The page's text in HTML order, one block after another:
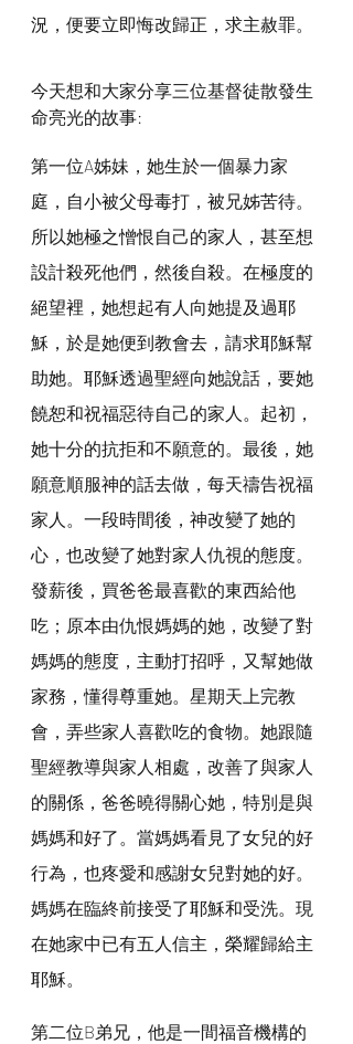
況，便要立即悔改歸正，求主赦罪。
今天想和大家分享三位基督徒散發生
命亮光的故事:
第一位A姊妹，她生於一個暴力家
庭，自小被父母毒打，被兄姊苦待。
所以她極之憎恨自己的家人，甚至想
設計殺死他們，然後自殺。在極度的
絕望裡，她想起有人向她提及過耶
穌，於是她便到教會去，請求耶穌幫
助她。耶穌透過聖經向她說話，要她
饒恕和祝福惡待自己的家人。起初，
她十分的抗拒和不願意的。最後，她
願意順服神的話去做，每天禱告祝福
家人。一段時間後，神改變了她的
心，也改變了她對家人仇視的態度。
發薪後，買爸爸最喜歡的東西給他
吃；原本由仇恨媽媽的她，改變了對
媽媽的態度，主動打招呼，又幫她做
家務，懂得尊重她。星期天上完教
會，弄些家人喜歡吃的食物。她跟隨
聖經教導與家人相處，改善了與家人
的關係，爸爸曉得關心她，特別是與
媽媽和好了。當媽媽看見了女兒的好
行為，也疼愛和感謝女兒對她的好。
媽媽在臨終前接受了耶穌和受洗。現
在她家中已有五人信主，榮耀歸給主
耶穌。
第二位B弟兄，他是一間福音機構的